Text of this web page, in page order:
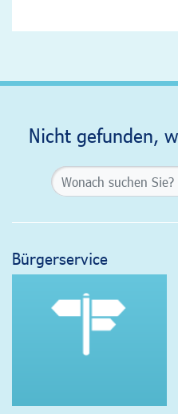
Nicht gefunden,
Bürgerservice